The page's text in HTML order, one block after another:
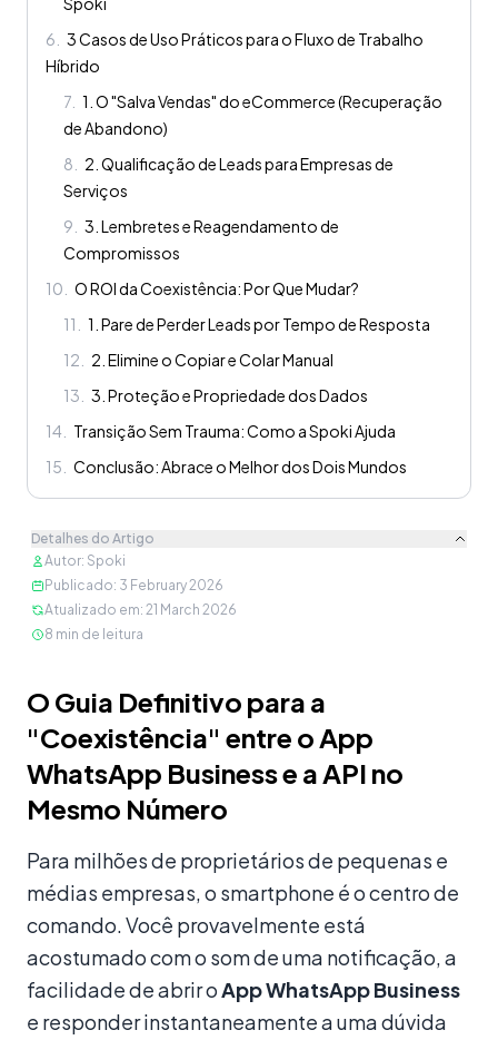
6
3 Casos de Uso Práticos para o Fluxo de Trabalho
Híbrido
7 1. O "Salva Vendas" do eCommerce (Recuperação
de Abandono)
8
2. Qualificação de Leads para Empresas de
Serviços
9
3. Lembretes e Reagendamento de
Compromissos
10
O ROI da Coexistência: Por Que Mudar?
11
1. Pare de Perder Leads por Tempo de Resposta
12
2. Elimine o Copiar e Colar Manual
13
3. Proteção e Propriedade dos Dados
14
Transição Sem Trauma: Como a Spoki Ajuda
15
Conclusão: Abrace o Melhor dos Dois Mundos
Detalhes do Artigo
Autor: Spoki
Publicado: 3 February 2026
Atualizado em: 21 March 2026
8 min de leitura
O Guia Definitivo para a
"Coexistência" entre o App
WhatsApp Business e a API no
Mesmo Número
Para milhões de proprietários de pequenas e
médias empresas, o smartphone é o centro de
comando. Você provavelmente está
acostumado com o som de uma notificação, a
facilidade de abrir oApp WhatsApp Business
e responder instantaneamente a uma dúvida